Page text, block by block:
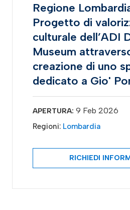
Regione
Progetto di
culturale dell’ADI
Museum
creazione di uno
dedicato a Gio'
APERTURA: 9 Feb 2026
Regioni: Lombardia
RICHIEDI